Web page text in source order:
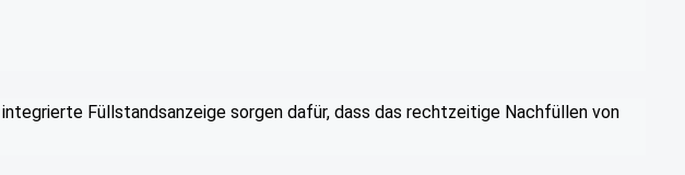
Füllstandsanzeige sorgen dafür, dass das rechtzeitige Nachfüllen von